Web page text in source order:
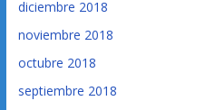
diciembre 2018
noviembre 2018
octubre 2018
septiembre 2018